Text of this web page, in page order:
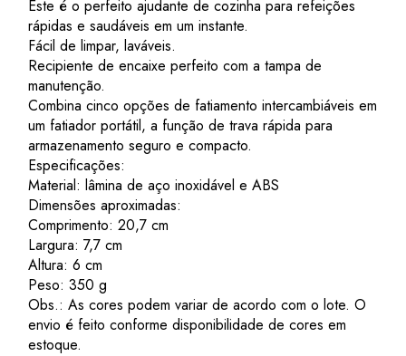
Este é o perfeito ajudante de cozinha para refeições
rápidas e saudáveis em um instante.
Fácil de limpar, laváveis.
Recipiente de encaixe perfeito com a tampa de
manutenção.
Combina cinco opções de fatiamento intercambiáveis em
um fatiador portátil, a função de trava rápida para
armazenamento seguro e compacto.
Especificações:
Material: lâmina de aço inoxidável e ABS
Dimensões aproximadas:
Comprimento: 20,7 cm
Largura: 7,7 cm
Altura: 6 cm
Peso: 350 g
Obs.: As cores podem variar de acordo com o lote. O
envio é feito conforme disponibilidade de cores em
estoque.